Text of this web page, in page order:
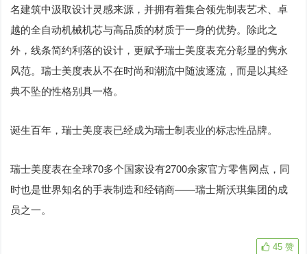
名建筑中汲取设计灵感来源，并拥有着集合领先制表艺术、卓
越的全自动机械机芯与高品质的材质于一身的优势。除此之
外，线条简约利落的设计，更赋予瑞士美度表充分彰显的隽永
风范。瑞士美度表从不在时尚和潮流中随波逐流，而是以其经
典不坠的性格别具一格。
诞生百年，瑞士美度表已经成为瑞士制表业的标志性品牌。
瑞士美度表在全球70多个国家设有2700余家官方零售网点，同
时也是世界知名的手表制造和经销商——瑞士斯沃琪集团的成
员之一。
45 赞